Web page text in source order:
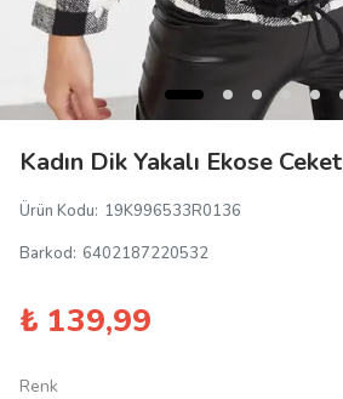
Kadın Dik Yakalı Ekose Ceket
Ürün Kodu: 19K996533R0136
Barkod: 6402187220532
₺ 139,99
Renk